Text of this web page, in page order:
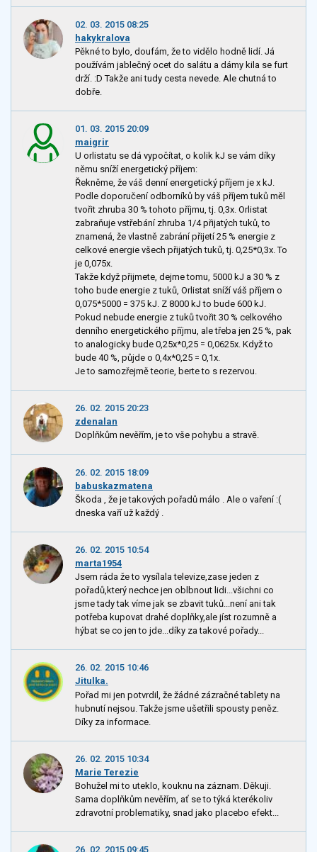
02. 03. 2015 08:25
hakykralova
Pěkné to bylo, doufám, že to vidělo hodně lidí. Já
používám jablečný ocet do salátu a dámy kila se furt
drží. :D Takže ani tudy cesta nevede. Ale chutná to
dobře.
01. 03. 2015 20:09
maigrir
U orlistatu se dá vypočítat, o kolik kJ se vám díky
němu sníží energetický příjem:
Řekněme, že váš denní energetický příjem je x kJ.
Podle doporučení odborníků by váš příjem tuků měl
tvořit zhruba 30 % tohoto příjmu, tj. 0,3x. Orlistat
zabraňuje vstřebání zhruba 1/4 přijatých tuků, to
znamená, že vlastně zabrání přijetí 25 % energie z
celkové energie všech přijatých tuků, tj. 0,25*0,3x. To
je 0,075x.
Takže když přijmete, dejme tomu, 5000 kJ a 30 % z
toho bude energie z tuků, Orlistat sníží váš příjem o
0,075*5000 = 375 kJ. Z 8000 kJ to bude 600 kJ.
Pokud nebude energie z tuků tvořit 30 % celkového
denního energetického příjmu, ale třeba jen 25 %, pak
to analogicky bude 0,25x*0,25 = 0,0625x. Když to
bude 40 %, půjde o 0,4x*0,25 = 0,1x.
Je to samozřejmě teorie, berte to s rezervou.
26. 02. 2015 20:23
zdenalan
Doplňkům nevěřím, je to vše pohybu a stravě.
26. 02. 2015 18:09
babuskazmatena
Škoda , že je takových pořadů málo . Ale o vaření :(
dneska vaří už každý .
26. 02. 2015 10:54
marta1954
Jsem ráda že to vysílala televize,zase jeden z
pořadů,který nechce jen oblbnout lidi...všichni co
jsme tady tak víme jak se zbavit tuků...není ani tak
potřeba kupovat drahé doplňky,ale jíst rozumně a
hýbat se co jen to jde...díky za takové pořady...
26. 02. 2015 10:46
Jitulka.
Pořad mi jen potvrdil, že žádné zázračné tablety na
hubnutí nejsou. Takže jsme ušetřili spousty peněz.
Díky za informace.
26. 02. 2015 10:34
Marie Terezie
Bohužel mi to uteklo, kouknu na záznam. Děkuji.
Sama doplňkům nevěřím, ať se to týká kterékoliv
zdravotní problematiky, snad jako placebo efekt...
26. 02. 2015 09:45